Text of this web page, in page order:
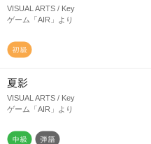
VISUAL ARTS / Key
ゲーム「AIR」より
夏影
VISUAL ARTS / Key
ゲーム「AIR」より